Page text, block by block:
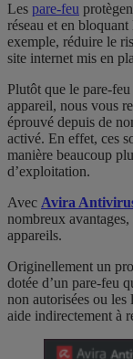
Les pare-feu
réseau et en
exemple, réduire le
site internet mis en
Plutôt que le pare-
appareil, nous vous
éprouvé depuis de
activé. En effet, ces
manière beaucoup
d’exploitation.
Avec Avira
nombreux
appareils.
Originellement un
dotée d’un pare-feu
non autorisées ou les
aide indirectement à